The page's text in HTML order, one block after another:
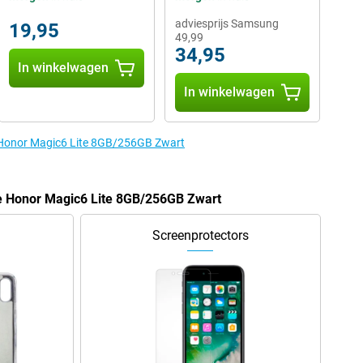
19,95
In winkelwagen
49,99
adviesprijs Samsung
34,95
In winkelwagen
Magic6 Lite 8GB/256GB Zwart
Magic6 Lite 8GB/256GB Zwart
Screenprotectors